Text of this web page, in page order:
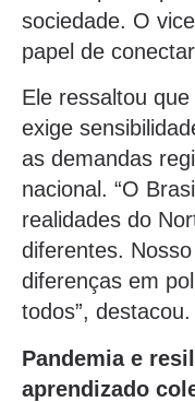
sociedade. O
papel de
Ele ressaltou
exige
as demandas
nacional. “O
realidades do
diferentes.
diferenças em
todos”, destacou.
Pandemia e
aprendizado